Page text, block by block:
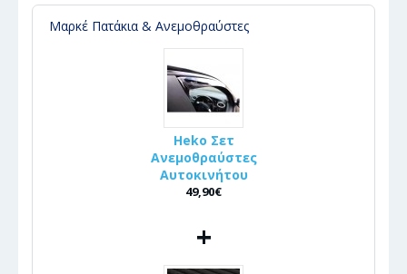
Μαρκέ Πατάκια & Ανεμοθραύστες
Heko Σετ
Ανεμοθραύστες
Αυτοκινήτου
49,90€
+